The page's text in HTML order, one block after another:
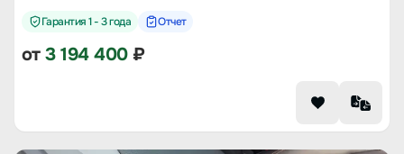
Гарантия 1 - 3 года Отчет
от3 194 400₽